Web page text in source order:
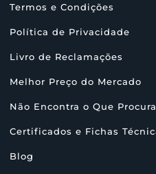
Termos e Condições
Política de Privacidade
Livro de Reclamações
Melhor Preço do Mercado
Não Encontra o Que
Certificados e Fichas
Blog